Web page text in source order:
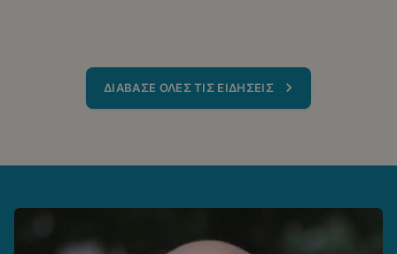
ΔΙΑΒΑΣΕ ΟΛΕΣ ΤΙΣ ΕΙΔΗΣΕΙΣ